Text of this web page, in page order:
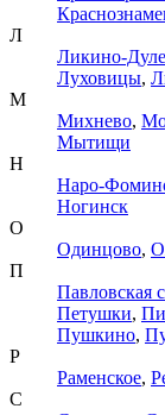
Л
Ликино-
Луховицы,
М
Михнево,
Мытищи
Н
Наро-
Ногинск
О
Одинцово,
П
Павловская
Петушки,
Пушкино,
Р
Раменское,
С